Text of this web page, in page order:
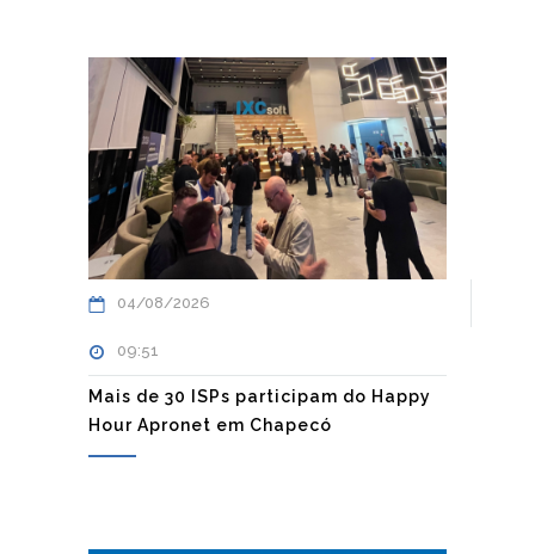
04/08/2026
09:51
Mais de 30 ISPs participam do Happy
Hour Apronet em Chapecó